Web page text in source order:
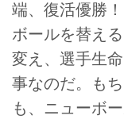
端、復活優勝
ボールを替え
変え、選手生
事なのだ。も
も、ニューボ